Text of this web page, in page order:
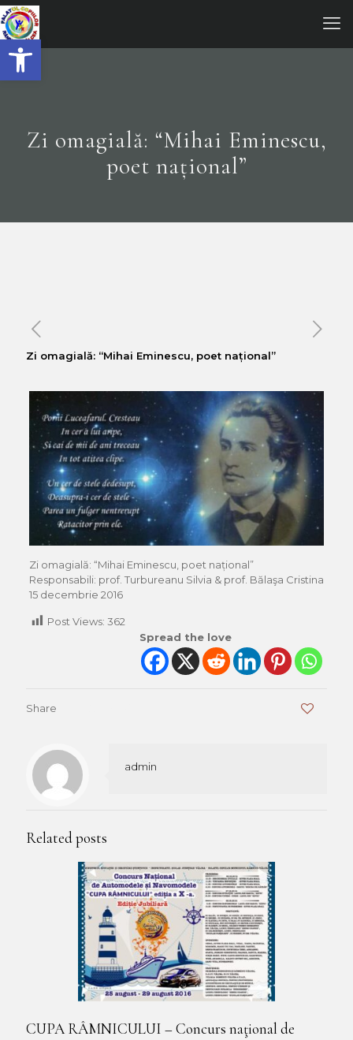
Open toolbar
Zi omagială: “Mihai Eminescu,
poet național”
Zi omagială: “Mihai Eminescu, poet național”
Zi omagială: “Mihai Eminescu, poet național”
Responsabili: prof. Turbureanu Silvia & prof. Bălaşa Cristina
15 decembrie 2016
Post Views: 362
Spread the love
Share
admin
Related posts
CUPA RÂMNICULUI – Concurs naţional de